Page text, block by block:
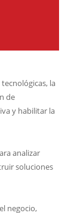
y habilitar la
analizar